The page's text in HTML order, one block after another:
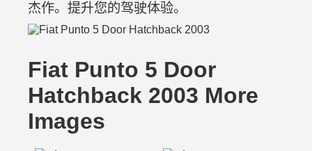
杰作。提升您的驾驶体验。
Fiat Punto 5 Door
Hatchback 2003 More
Images